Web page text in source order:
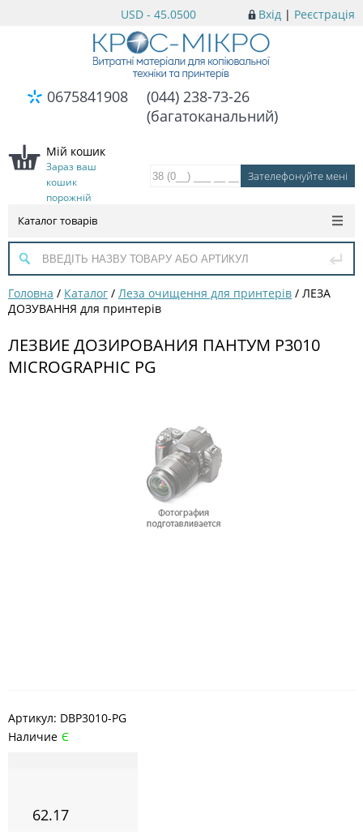
Вхід | Реєстрація
USD - 45.0500
0675841908
(044) 238-73-26
(багатоканальний)
Мій кошик
Зараз ваш
кошик
порожній
Каталог товарів
Головна / Каталог / Леза очищення для принтерів / ЛЕЗА
ДОЗУВАННЯ для принтерів
ЛЕЗВИЕ ДОЗИРОВАНИЯ ПАНТУМ P3010
MICROGRAPHIC PG
Артикул: DBP3010-PG
Наличие Є
62.17